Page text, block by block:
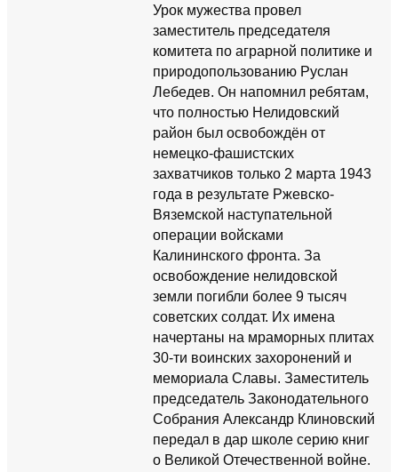
Урок мужества провел
заместитель председателя
комитета по аграрной политике и
природопользованию Руслан
Лебедев. Он напомнил ребятам,
что полностью Нелидовский
район был освобождён от
немецко-фашистских
захватчиков только 2 марта 1943
года в результате Ржевско-
Вяземской наступательной
операции войсками
Калининского фронта. За
освобождение нелидовской
земли погибли более 9 тысяч
советских солдат. Их имена
начертаны на мраморных плитах
30-ти воинских захоронений и
мемориала Славы. Заместитель
председатель Законодательного
Собрания Александр Клиновский
передал в дар школе серию книг
о Великой Отечественной войне.